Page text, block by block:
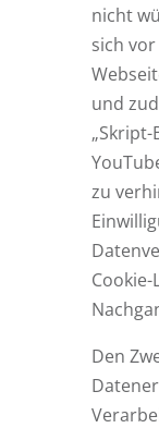
nicht
sich
und
„Skript-
zu
Den